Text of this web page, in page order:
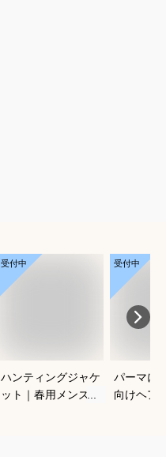
受付中
ハンティングジャケ
ット｜春用メンズ向
受付中
パーマに
向けヘア